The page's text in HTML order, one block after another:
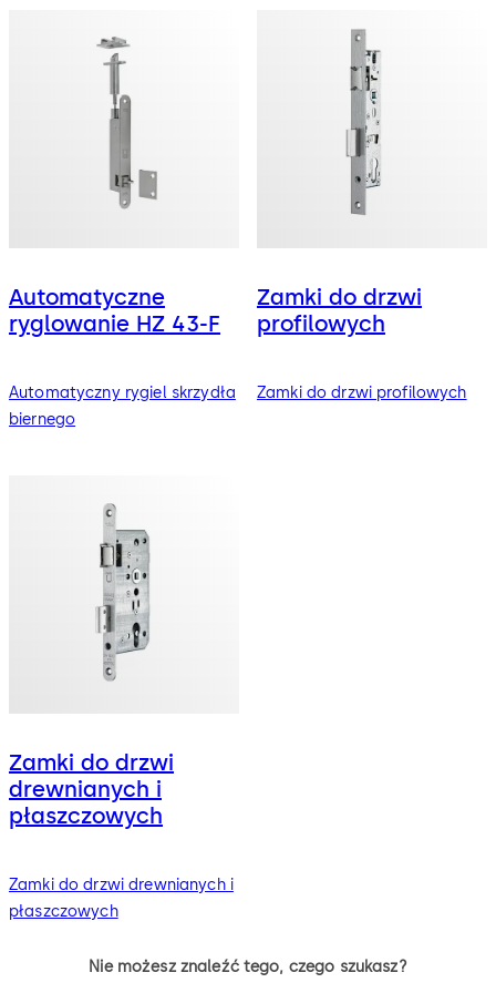
Automatyczne
ryglowanie HZ 43-F
Automatyczny rygiel skrzydła
biernego
Zamki do drzwi
profilowych
Zamki do drzwi profilowych
Zamki do drzwi
drewnianych i
płaszczowych
Zamki do drzwi drewnianych i
płaszczowych
Nie możesz znaleźć tego, czego szukasz?